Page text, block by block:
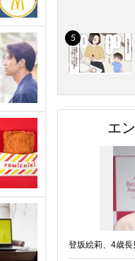
エ
登坂絵莉、4歳